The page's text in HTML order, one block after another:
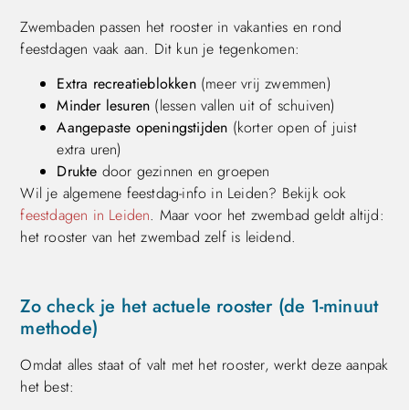
Zwembaden passen het rooster in vakanties en rond
feestdagen vaak aan. Dit kun je tegenkomen:
Extra recreatieblokken(meer vrij zwemmen)
Minder lesuren (lessen vallen uit of schuiven)
Aangepaste openingstijden (korter open of juist
extra uren)
Drukte door gezinnen en groepen
Wil je algemene feestdag-info in Leiden? Bekijk ook
feestdagen in Leiden. Maar voor het zwembad geldt altijd:
het rooster van het zwembad zelf is leidend.
Zo check je het actuele rooster (de 1-minuut
methode)
Omdat alles staat of valt met het rooster, werkt deze aanpak
het best: